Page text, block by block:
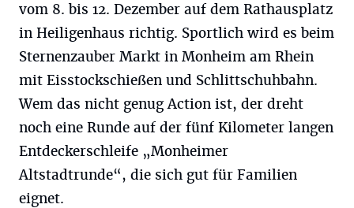
vom 8. bis 12. Dezember auf dem Rathausplatz
in Heiligenhaus richtig. Sportlich wird es beim
Sternenzauber Markt in Monheim am Rhein
mit Eisstockschießen und Schlittschuhbahn.
Wem das nicht genug Action ist, der dreht
noch eine Runde auf der fünf Kilometer langen
Entdeckerschleife „Monheimer
Altstadtrunde“, die sich gut für Familien
eignet.